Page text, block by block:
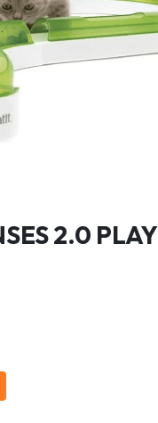
2.0 PLAY